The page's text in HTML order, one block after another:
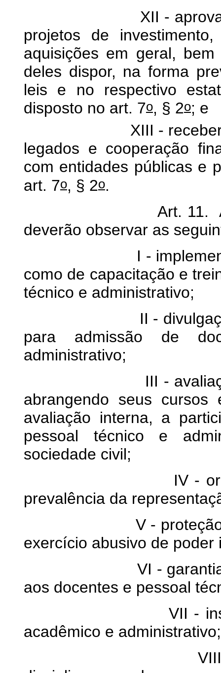
XII - aprovar e
projetos de
aquisições em geral,
deles dispor, na forma
leis e no respectivo
disposto no art. 7o, § 2o; e
XIII - receber
legados e cooperação
com entidades públicas e
art. 7o, § 2o.
Art. 11. As
deverão observar as
I - implementação
como de capacitação e
técnico e administrativo;
II - divulgação
para admissão de
administrativo;
III - avaliação
abrangendo seus
avaliação interna, a
pessoal técnico e
sociedade civil;
IV - organização
prevalência da
V - proteção da
exercício abusivo de
VI - garantia de
aos docentes e pessoal
VII -
acadêmico e administrativo;
VIII - prévia